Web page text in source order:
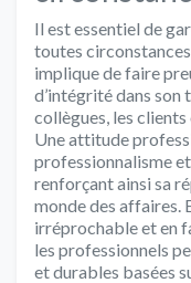
Il est essentiel de
toutes
implique de faire
d’intégrité dans son
collègues, les
Une attitude
professionnalisme
renforçant ainsi sa
monde des affaires.
irréprochable et en
les professionnels
et durables basées